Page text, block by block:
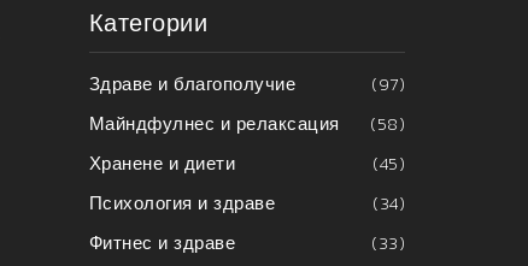
Категории
Здраве и благополучие
(97)
Майндфулнес и релаксация
(58)
Хранене и диети
(45)
Психология и здраве
(34)
Фитнес и здраве
(33)